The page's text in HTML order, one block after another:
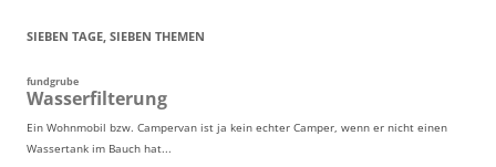
SIEBEN TAGE, SIEBEN THEMEN